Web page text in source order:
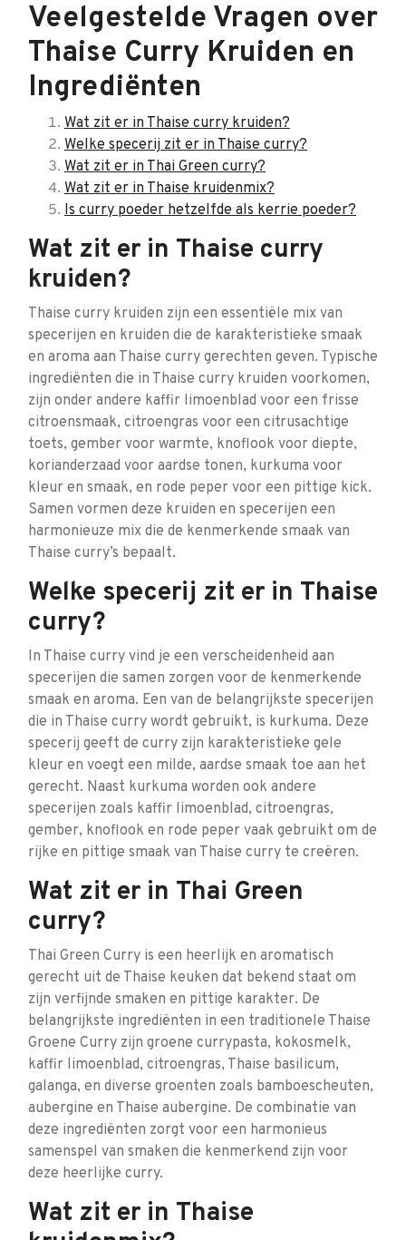
Veelgestelde Vragen over
Thaise Curry Kruiden en
Ingrediënten
Wat zit er in Thaise curry kruiden?
Welke specerij zit er in Thaise curry?
Wat zit er in Thai Green curry?
Wat zit er in Thaise kruidenmix?
Is curry poeder hetzelfde als kerrie poeder?
Wat zit er in Thaise curry
kruiden?
Thaise curry kruiden zijn een essentiële mix van
specerijen en kruiden die de karakteristieke smaak
en aroma aan Thaise curry gerechten geven. Typische
ingrediënten die in Thaise curry kruiden voorkomen,
zijn onder andere kaffir limoenblad voor een frisse
citroensmaak, citroengras voor een citrusachtige
toets, gember voor warmte, knoflook voor diepte,
korianderzaad voor aardse tonen, kurkuma voor
kleur en smaak, en rode peper voor een pittige kick.
Samen vormen deze kruiden en specerijen een
harmonieuze mix die de kenmerkende smaak van
Thaise curry’s bepaalt.
Welke specerij zit er in Thaise
curry?
In Thaise curry vind je een verscheidenheid aan
specerijen die samen zorgen voor de kenmerkende
smaak en aroma. Een van de belangrijkste specerijen
die in Thaise curry wordt gebruikt, is kurkuma. Deze
specerij geeft de curry zijn karakteristieke gele
kleur en voegt een milde, aardse smaak toe aan het
gerecht. Naast kurkuma worden ook andere
specerijen zoals kaffir limoenblad, citroengras,
gember, knoflook en rode peper vaak gebruikt om de
rijke en pittige smaak van Thaise curry te creëren.
Wat zit er in Thai Green
curry?
Thai Green Curry is een heerlijk en aromatisch
gerecht uit de Thaise keuken dat bekend staat om
zijn verfijnde smaken en pittige karakter. De
belangrijkste ingrediënten in een traditionele Thaise
Groene Curry zijn groene currypasta, kokosmelk,
kaffir limoenblad, citroengras, Thaise basilicum,
galanga, en diverse groenten zoals bamboescheuten,
aubergine en Thaise aubergine. De combinatie van
deze ingrediënten zorgt voor een harmonieus
samenspel van smaken die kenmerkend zijn voor
deze heerlijke curry.
Wat zit er in Thaise